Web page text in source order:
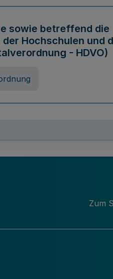
sowie betreffend die
Hochschulen und
- HDVO)
des Landes
Zum